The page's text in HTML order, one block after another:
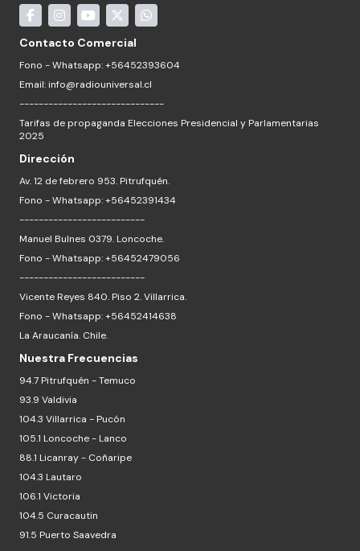
Contacto Comercial
Fono - Whatsapp: +56452393604
Email: info@radiouniversal.cl
------------------------------
Tarifas de propaganda Elecciones Presidencial y Parlamentarias
2025
Dirección
Av. 12 de febrero 953. Pitrufquén.
Fono - Whatsapp: +56452391434
--------------------------
Manuel Bulnes 0379. Loncoche.
Fono - Whatsapp: +56452479056
--------------------------
Vicente Reyes 840. Piso 2. Villarrica.
Fono - Whatsapp: +56452414638
La Araucanía. Chile.
Nuestra Frecuencias
94.7 Pitrufquén - Temuco
93.9 Valdivia
104.3 Villarrica - Pucón
105.1 Loncoche - Lanco
88.1 Licanray - Coñaripe
104.3 Lautaro
106.1 Victoria
104.5 Curacautin
91.5 Puerto Saavedra